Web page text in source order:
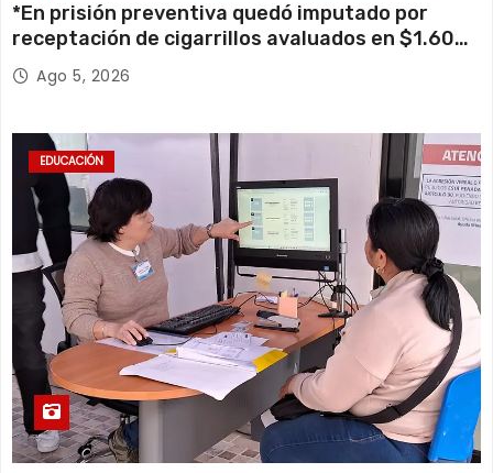
*En prisión preventiva quedó imputado por
receptación de cigarrillos avaluados en $1.600
millones*
Ago 5, 2026
EDUCACIÓN